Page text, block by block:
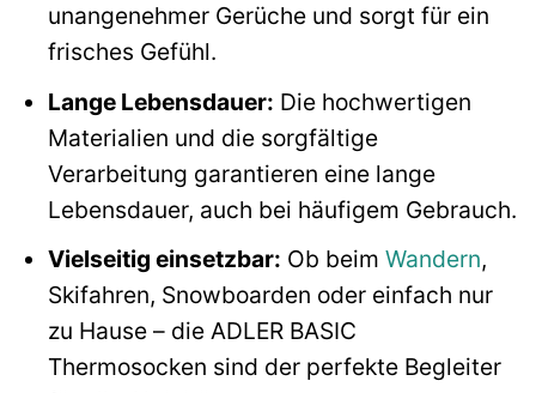
unangenehmer Gerüche und sorgt für ein
frisches Gefühl.
Lange Lebensdauer: Die hochwertigen
Materialien und die sorgfältige
Verarbeitung garantieren eine lange
Lebensdauer, auch bei häufigem Gebrauch.
Vielseitig einsetzbar: Ob beim Wandern,
Skifahren, Snowboarden oder einfach nur
zu Hause – die ADLER BASIC
Thermosocken sind der perfekte Begleiter